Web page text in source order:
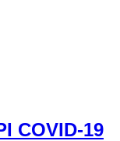
COVID-19